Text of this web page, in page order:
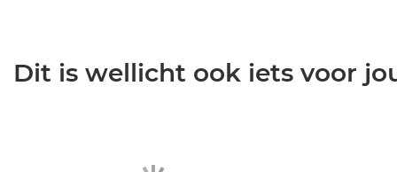
Dit is wellicht ook iets voor